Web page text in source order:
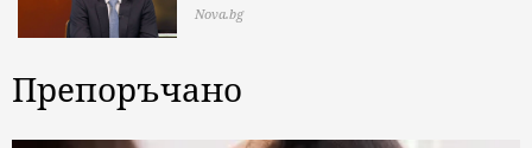
Nova.bg
Препоръчано